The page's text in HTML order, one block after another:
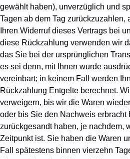
gewählt haben), unverzüglich und
Tagen ab dem Tag zurückzuzahlen,
Ihren Widerruf dieses Vertrags bei
diese Rückzahlung verwenden wir
das Sie bei der ursprünglichen
es sei denn, mit Ihnen wurde
vereinbart; in keinem Fall werden
Rückzahlung Entgelte berechnet.
verweigern, bis wir die Waren
oder bis Sie den Nachweis erbracht
zurückgesandt haben, je nachdem,
Zeitpunkt ist. Sie haben die Waren
Fall spätestens binnen vierzehn